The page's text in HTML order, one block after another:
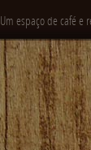
Um espaço de café e